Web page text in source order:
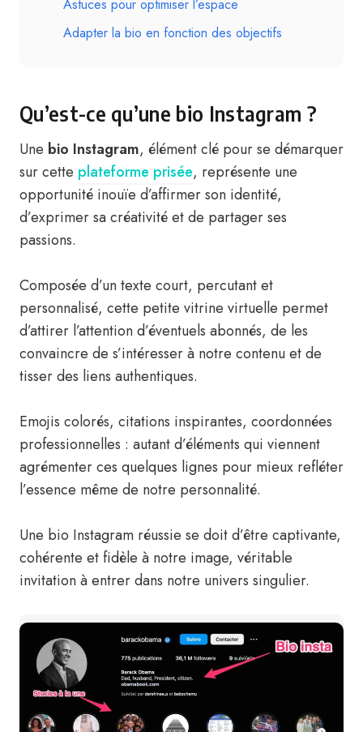
Astuces pour optimiser l’espace
Adapter la bio en fonction des objectifs
Qu’est-ce qu’une bio Instagram ?
Une bio Instagram, élément clé pour se démarquer
sur cette plateforme prisée, représente une
opportunité inouïe d’affirmer son identité,
d’exprimer sa créativité et de partager ses
passions.
Composée d’un texte court, percutant et
personnalisé, cette petite vitrine virtuelle permet
d’attirer l’attention d’éventuels abonnés, de les
convaincre de s’intéresser à notre contenu et de
tisser des liens authentiques.
Emojis colorés, citations inspirantes, coordonnées
professionnelles : autant d’éléments qui viennent
agrémenter ces quelques lignes pour mieux refléter
l’essence même de notre personnalité.
Une bio Instagram réussie se doit d’être captivante,
cohérente et fidèle à notre image, véritable
invitation à entrer dans notre univers singulier.